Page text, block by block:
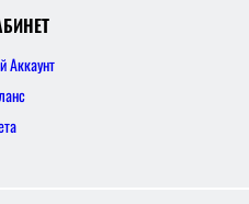
Аккаунт